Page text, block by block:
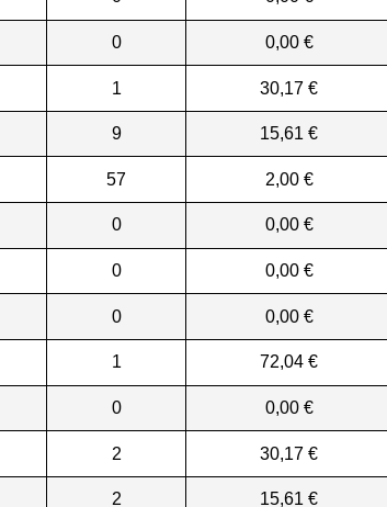
0 0,00 €
1 30,17 €
9 15,61 €
57 2,00 €
0 0,00 €
0 0,00 €
0 0,00 €
1 72,04 €
0 0,00 €
2 30,17 €
2 15,61 €